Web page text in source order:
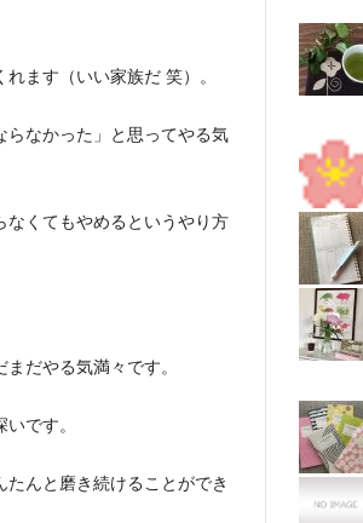
ます（いい家族だ 笑）。
らなかった」と思ってやる気
なくてもやめるというやり方
だやる気満々です。
です。
んと磨き続けることができ